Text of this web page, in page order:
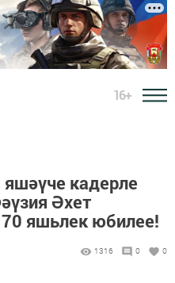
16+
кадерле
Әхет
яшьлек юбилее!
1316 0 0